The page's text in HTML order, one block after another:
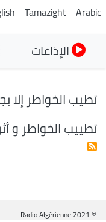
Arabic
Tamazight
الإذاعات
تطيب الخواطر إلا
تطييب الخواطر و
© Radio Algérienne 2021